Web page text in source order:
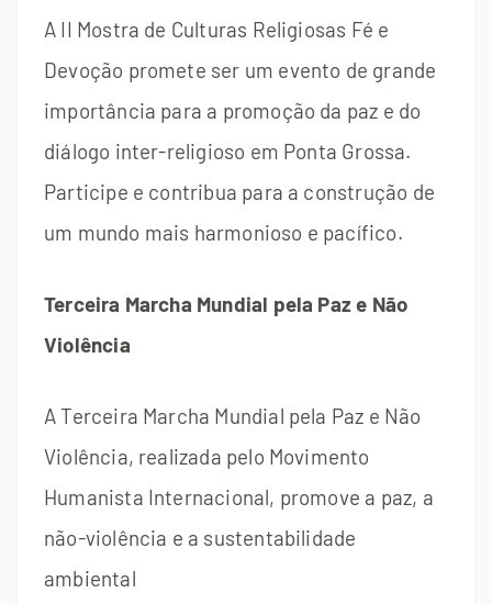
A II Mostra de Culturas Religiosas Fé e
Devoção promete ser um evento de grande
importância para a promoção da paz e do
diálogo inter-religioso em Ponta Grossa.
Participe e contribua para a construção de
um mundo mais harmonioso e pacífico.
Terceira Marcha Mundial pela Paz e Não
Violência
A Terceira Marcha Mundial pela Paz e Não
Violência, realizada pelo Movimento
Humanista Internacional, promove a paz, a
não-violência e a sustentabilidade
ambiental